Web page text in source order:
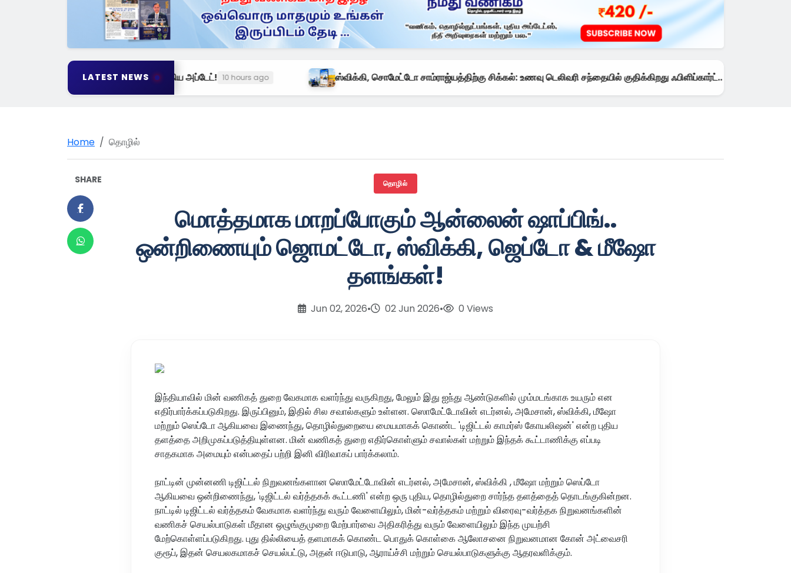
LATEST NEWS
RBI கவர்னர் சொன்ன முக்கிய அப்டேட்! 10 hours ago ஸ்விக்கி, சொமேட்டோ சாம்ராஜ்யத்திற்கு சிக்கல்: உணவு டெலிவரி சந்தையில் குதிக்கிறது ஃபிளிப்கார்ட்.. அதுவும் பெங்களூரில்!
Home தொழில்
SHARE தொழில்
மொத்தமாக மாறப்போகும் ஆன்லைன் ஷாப்பிங்..
ஒன்றிணையும் ஜொமட்டோ, ஸ்விக்கி, ஜெப்டோ & மீஷோ
தளங்கள்!
Jun 02, 2026• 02 Jun 2026• 0 Views
இந்தியாவில் மின் வணிகத் துறை வேகமாக வளர்ந்து வருகிறது, மேலும் இது ஐந்து ஆண்டுகளில் மும்மடங்காக உயரும் என
எதிர்பார்க்கப்படுகிறது. இருப்பினும், இதில் சில சவால்களும் உள்ளன. ஸொமேட்டோவின் எடர்னல், அமேசான், ஸ்விக்கி, மீஷோ
மற்றும் ஸெப்டோ ஆகியவை இணைந்து, தொழில்துறையை மையமாகக் கொண்ட 'டிஜிட்டல் காமர்ஸ் கோயலிஷன்' என்ற புதிய
தளத்தை அறிமுகப்படுத்தியுள்ளன. மின் வணிகத் துறை எதிர்கொள்ளும் சவால்கள் மற்றும் இந்தக் கூட்டாணிக்கு எப்படி
சாதகமாக அமையும் என்பதைப் பற்றி இனி விரிவாகப் பார்க்கலாம்.
நாட்டின் முன்னணி டிஜிட்டல் நிறுவனங்களான ஸொமேட்டோவின் எடர்னல், அமேசான், ஸ்விக்கி , மீஷோ மற்றும் ஸெப்டோ
ஆகியவை ஒன்றிணைந்து, 'டிஜிட்டல் வர்த்தகக் கூட்டணி' என்ற ஒரு புதிய, தொழில்துறை சார்ந்த தளத்தைத் தொடங்குகின்றன.
நாட்டில் டிஜிட்டல் வர்த்தகம் வேகமாக வளர்ந்து வரும் வேளையிலும், மின்-வர்த்தகம் மற்றும் விரைவு-வர்த்தக நிறுவனங்களின்
வணிகச் செயல்பாடுகள் மீதான ஒழுங்குமுறை மேற்பார்வை அதிகரித்து வரும் வேளையிலும் இந்த முயற்சி
மேற்கொள்ளப்படுகிறது. புது தில்லியைத் தளமாகக் கொண்ட பொதுக் கொள்கை ஆலோசனை நிறுவனமான கோன் அட்வைசரி
குரூப், இதன் செயலகமாகச் செயல்பட்டு, அதன் ஈடுபாடு, ஆராய்ச்சி மற்றும் செயல்பாடுகளுக்கு ஆதரவளிக்கும்.